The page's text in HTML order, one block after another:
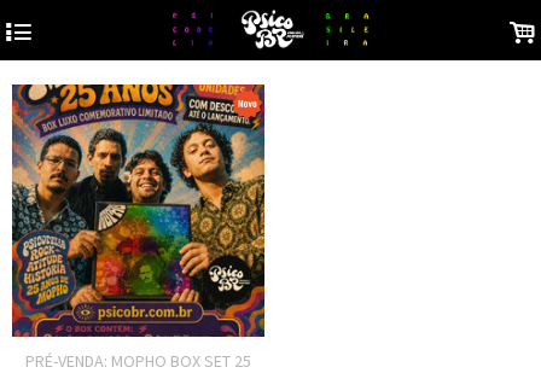
4 .
PRÉ-VENDA: MOPHO BOX SET 25